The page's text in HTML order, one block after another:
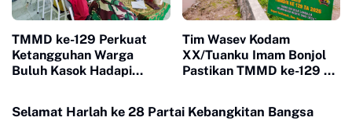
TMMD ke-129 Perkuat
Ketangguhan Warga
Buluh Kasok Hadapi
Tim Wasev Kodam
XX/Tuanku Imam Bonjol
Pastikan TMMD ke-129 di
Selamat Harlah ke 28 Partai Kebangkitan Bangsa